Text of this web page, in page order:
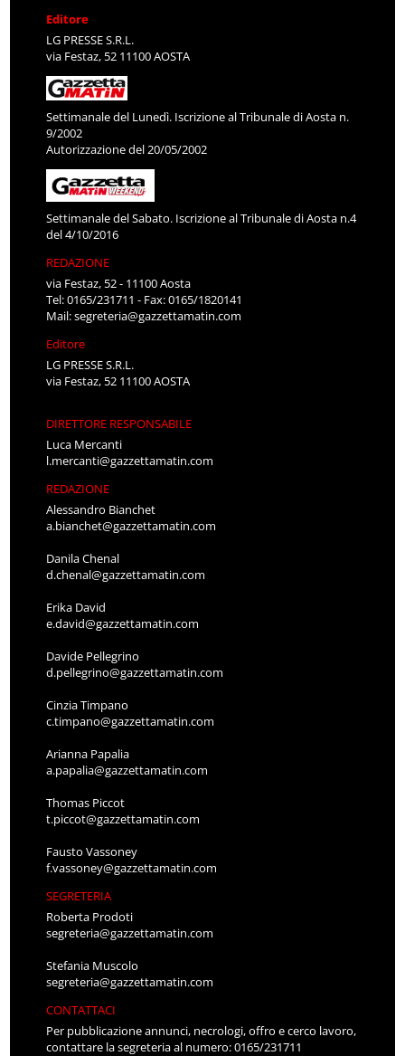
Editore
LG PRESSE S.R.L.
via Festaz, 52 11100 AOSTA
Settimanale del Lunedì. Iscrizione al Tribunale di Aosta n.
9/2002
Autorizzazione del 20/05/2002
Settimanale del Sabato. Iscrizione al Tribunale di Aosta n.4
del 4/10/2016
REDAZIONE
via Festaz, 52 - 11100 Aosta
Tel: 0165/231711 - Fax: 0165/1820141
Mail:segreteria@gazzettamatin.com
Editore
LG PRESSE S.R.L.
via Festaz, 52 11100 AOSTA
DIRETTORE RESPONSABILE
Luca Mercanti
l.mercanti@gazzettamatin.com
REDAZIONE
Alessandro Bianchet
a.bianchet@gazzettamatin.com
Danila Chenal
d.chenal@gazzettamatin.com
Erika David
e.david@gazzettamatin.com
Davide Pellegrino
d.pellegrino@gazzettamatin.com
Cinzia Timpano
c.timpano@gazzettamatin.com
Arianna Papalia
a.papalia@gazzettamatin.com
Thomas Piccot
t.piccot@gazzettamatin.com
Fausto Vassoney
f.vassoney@gazzettamatin.com
SEGRETERIA
Roberta Prodoti
segreteria@gazzettamatin.com
Stefania Muscolo
segreteria@gazzettamatin.com
CONTATTACI
Per pubblicazione annunci, necrologi, offro e cerco lavoro,
contattare la segreteria al numero: 0165/231711